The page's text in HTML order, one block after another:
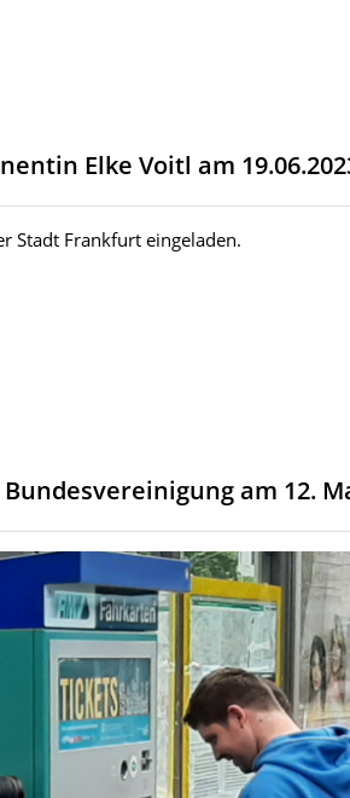
Elke Voitl am
Stadt Frankfurt eingeladen.
am 12.